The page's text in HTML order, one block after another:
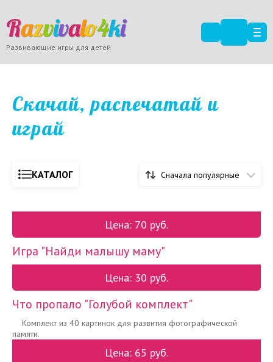
Razvivalo4ki
Развивающие игры для детей
Скачай, распечатай и
играй
КАТАЛОГ Сначала популярные
Цена: 70 руб.
Игра "Найди малышу маму"
Цена: 30 руб.
Что пропало "Голубой комплект"
Комплект из 40 картинок для развития фотографической
памяти.
Цена: 65 руб.